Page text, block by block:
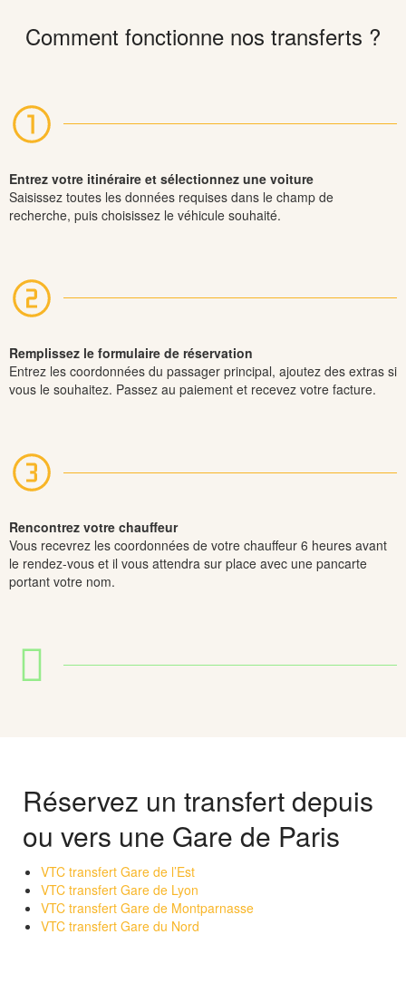
Comment fonctionne nos transferts ?
Entrez votre itinéraire et sélectionnez une voiture
Saisissez toutes les données requises dans le champ de
recherche, puis choisissez le véhicule souhaité.
Remplissez le formulaire de réservation
Entrez les coordonnées du passager principal, ajoutez des extras si
vous le souhaitez. Passez au paiement et recevez votre facture.
Rencontrez votre chauffeur
Vous recevrez les coordonnées de votre chauffeur 6 heures avant
le rendez-vous et il vous attendra sur place avec une pancarte
portant votre nom.
Réservez un transfert depuis
ou vers une Gare de Paris
VTC transfert Gare de l’Est
VTC transfert Gare de Lyon
VTC transfert Gare de Montparnasse
VTC transfert Gare du Nord